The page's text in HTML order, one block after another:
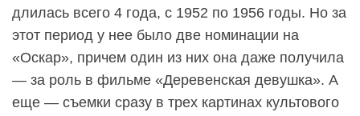
длилась всего 4 года, с 1952 по 1956 годы. Но за
этот период у нее было две номинации на
«Оскар», причем один из них она даже получила
— за роль в фильме «Деревенская девушка». А
еще — съемки сразу в трех картинах культового